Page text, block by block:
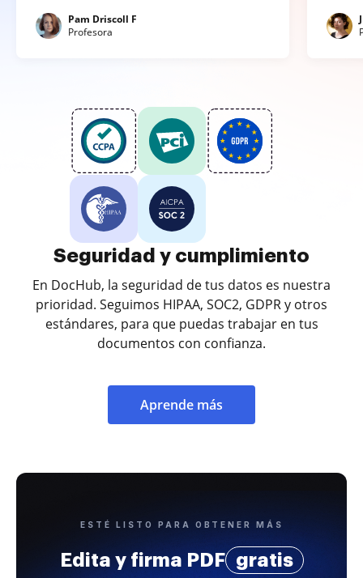
Pam Driscoll F
Profesora
Seguridad y cumplimiento
En DocHub, la seguridad de tus datos es nuestra
prioridad. Seguimos HIPAA, SOC2, GDPR y otros
estándares, para que puedas trabajar en tus
documentos con confianza.
Aprende más
ESTÉ LISTO PARA OBTENER MÁS
Edita y firma PDF gratis